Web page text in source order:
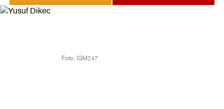
Foto: IGM247